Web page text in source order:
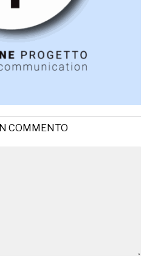
COMMENTO